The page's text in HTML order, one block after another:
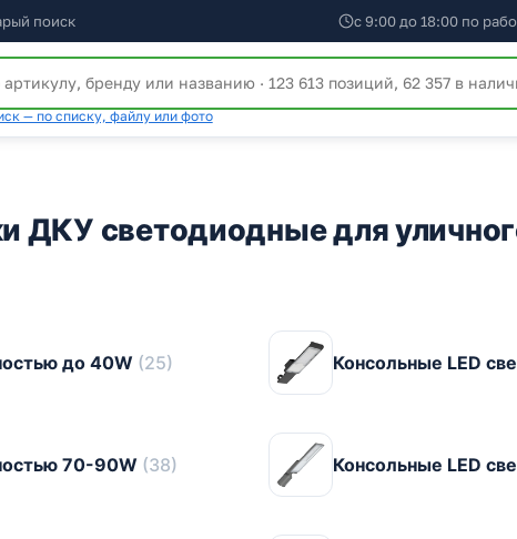
поиск с 9:00 до 18:00 по
— по списку, файлу или фото
ДКУ светодиодные для
до 40W (25)
70-90W (38)
Консольные LED
Консольные LED